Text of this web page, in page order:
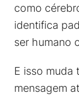
como
identifica
ser humano
E isso muda
mensagem